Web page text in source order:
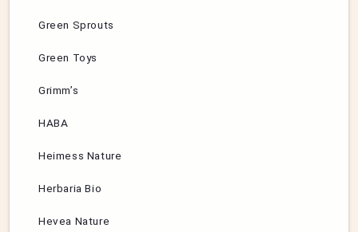
Green Sprouts
Green Toys
Grimm’s
HABA
Heimess Nature
Herbaria Bio
Hevea Nature